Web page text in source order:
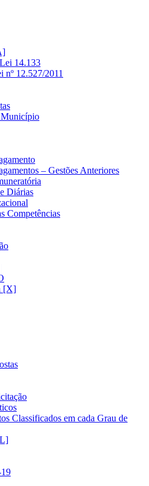
14.133
nº 12.527/2011
– Gestões Anteriores
Diárias
Competências
[X]
Classificados em cada Grau de